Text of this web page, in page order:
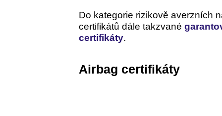
Do kategorie rizikově averzních
certifikátů dále takzvané
certifikáty.
Airbag certifikáty